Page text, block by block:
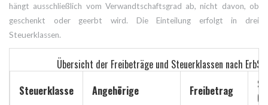
hängt ausschließlich vom Verwandtschaftsgrad ab, nicht davon, ob
geschenkt oder geerbt wird. Die Einteilung erfolgt in drei
Steuerklassen.
Übersicht der Freibeträge und Steuerklassen nach
Steuerklasse
Angehörige Freibetrag